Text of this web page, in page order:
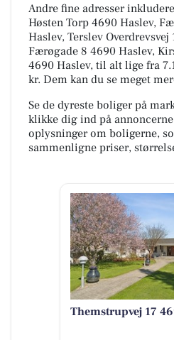
Andre fine adresser
Høsten Torp 4690 Haslev,
Haslev, Terslev Overdrevsvej
Færøgade 8 4690 Haslev,
4690 Haslev, til alt lige fra
kr. Dem kan du se meget
Se de dyreste boliger på
klikke dig ind på
oplysninger om boligerne,
sammenligne priser,
Themstrupvej 17